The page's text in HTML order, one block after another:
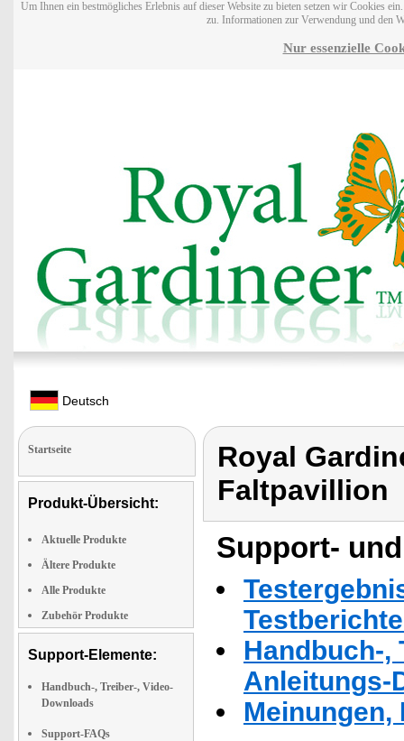
Um Ihnen ein bestmögliches Erlebnis auf dieser Website zu bieten setzen wir Cookies
zu. Informationen zur Verwendung und den
Nur essenzielle
Deutsch
Startseite
Produkt-Übersicht:
Aktuelle Produkte
Ältere Produkte
Alle Produkte
Zubehör Produkte
Support-Elemente:
Handbuch-, Treiber-, Video-
Downloads
Support-FAQs
Royal
Faltpavillion
Support-
Handbuch-,
Anleitungs-